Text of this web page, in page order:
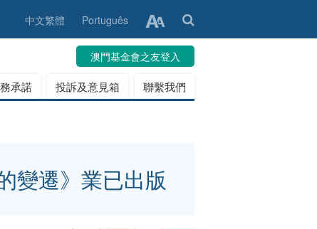
中文繁體 Português
澳門基金會之友登入
承諾 投訴及意見箱 聯繫我們
變遷》業已出版